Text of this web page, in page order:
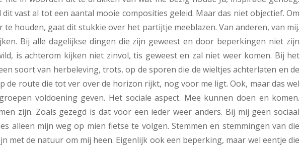
vast al tot een aantal mooie composities geleid. Maar das niet objectief. Om
te houden, gaat dit stukkie over het partijtje meeblazen. Van anderen, van mij.
Bij alle dagelijkse dingen die zijn geweest en door beperkingen niet zijn
is achterom kijken niet zinvol, tis geweest en zal niet weer komen. Bij het
soort van herbeleving, trots, op de sporen die de wieltjes achterlaten en de
de route die tot ver over de horizon rijkt, nog voor me ligt. Ook, maar das wel
voldoening geven. Het sociale aspect. Mee kunnen doen en komen.
zijn. Zoals gezegd is dat voor een ieder weer anders. Bij mij geen sociaal
alleen mijn weg op mien fietse te volgen. Stemmen en stemmingen van die
met de natuur om mij heen. Eigenlijk ook een beperking, maar wel eentje die